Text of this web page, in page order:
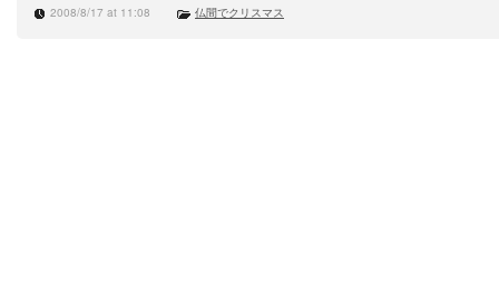
2008/8/17 at 11:08 仏間でクリスマス